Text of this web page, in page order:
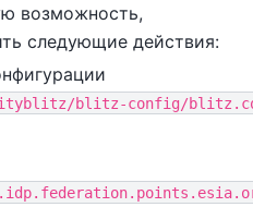
возможность,
следующие действия:
blitz-config/